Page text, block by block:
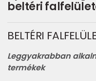
beltéri
BELTÉRI
Leggyakrabban
termékek